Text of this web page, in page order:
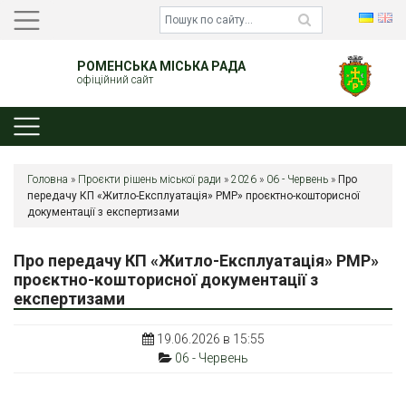
РОМЕНСЬКА МІСЬКА РАДА
офіційний сайт
Головна » Проєкти рішень міської ради » 2026 » 06 - Червень » Про
передачу КП «Житло-Експлуатація» РМР» проєктно-кошторисної
документації з експертизами
Про передачу КП «Житло-Експлуатація» РМР»
проєктно-кошторисної документації з
експертизами
19.06.2026 в 15:55
06 - Червень